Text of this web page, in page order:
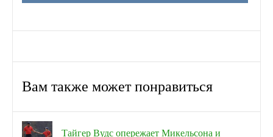
Вам также может понравиться
Тайгер Вудс опережает Микельсона и